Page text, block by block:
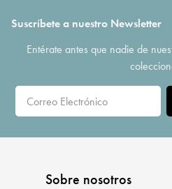
Suscríbete a nuestro Newsletter
Entérate antes que nadie de
Sobre nosotros